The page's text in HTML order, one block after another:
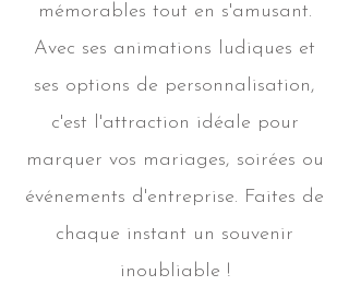
mémorables tout en s'amusant.
Avec ses animations ludiques et
ses options de personnalisation,
c'est l'attraction idéale pour
marquer vos mariages, soirées ou
événements d'entreprise. Faites de
chaque instant un souvenir
inoubliable !